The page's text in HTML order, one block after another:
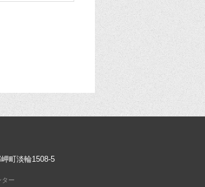
町淡輪1508-5
ター